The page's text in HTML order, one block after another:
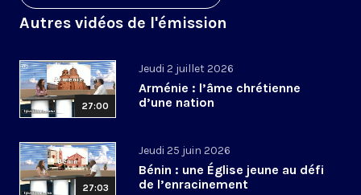
Autres vidéos de l'émission
27:00
Jeudi 2 juillet 2026
Arménie : l’âme chrétienne
d’une nation
27:03
Jeudi 25 juin 2026
Bénin : une Église jeune au défi
de l’enracinement